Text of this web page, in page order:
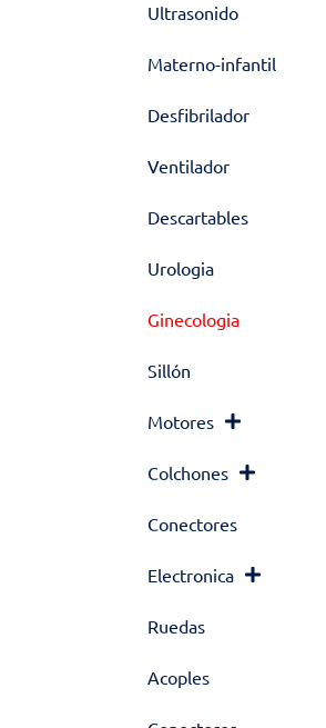
Ultrasonido
Materno-infantil
Desfibrilador
Ventilador
Descartables
Urologia
Ginecologia
Sillón
Motores
Colchones
Conectores
Electronica
Ruedas
Acoples